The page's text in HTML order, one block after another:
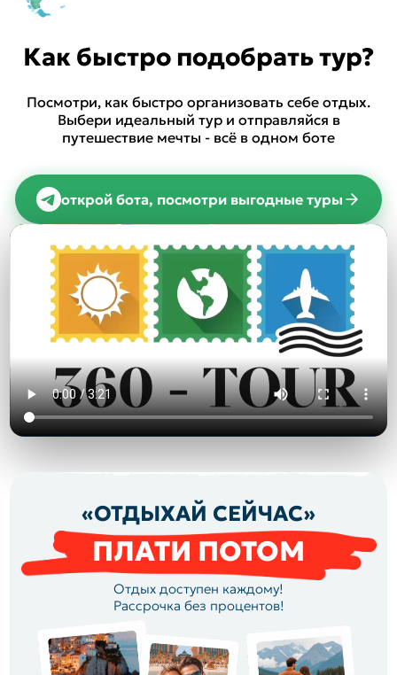
Как быстро подобрать тур?
Посмотри, как быстро организовать себе отдых.
Выбери идеальный тур и отправляйся в
путешествие мечты - всё в одном боте
открой бота, посмотри выгодные туры
«ОТДЫХАЙ СЕЙЧАС»
ПЛАТИ ПОТОМ
Отдых доступен каждому!
Рассрочка без процентов!